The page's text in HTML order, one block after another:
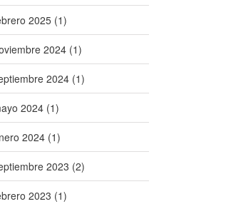
2025 (1)
2024 (1)
2024 (1)
2024 (1)
2024 (1)
2023 (2)
2023 (1)